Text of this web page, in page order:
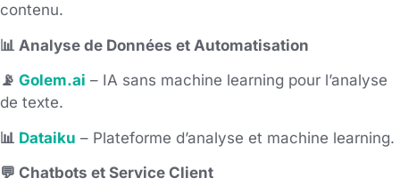
contenu.
📊 Analyse de Données et Automatisation
📡 Golem.ai – IA sans machine learning pour l’analyse
de texte.
📊 Dataiku – Plateforme d’analyse et machine learning.
💬 Chatbots et Service Client